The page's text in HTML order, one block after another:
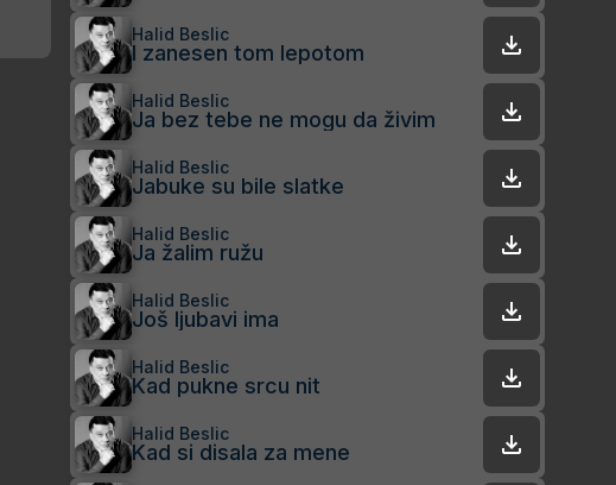
Halid Beslic
I zanesen tom lepotom
Halid Beslic
Ja bez tebe ne mogu da živim
Halid Beslic
Jabuke su bile slatke
Halid Beslic
Ja žalim ružu
Halid Beslic
Još ljubavi ima
Halid Beslic
Kad pukne srcu nit
Halid Beslic
Kad si disala za mene